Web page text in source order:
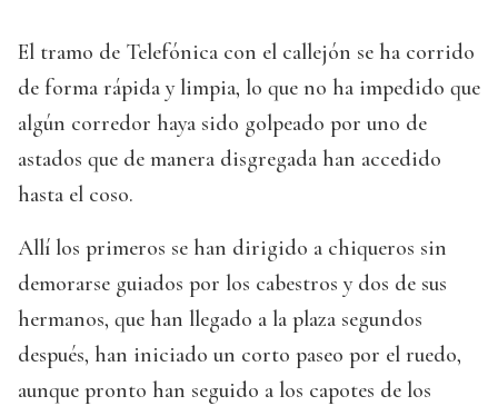
El tramo de Telefónica con el callejón se ha corrido
de forma rápida y limpia, lo que no ha impedido que
algún corredor haya sido golpeado por uno de
astados que de manera disgregada han accedido
hasta el coso.
Allí los primeros se han dirigido a chiqueros sin
demorarse guiados por los cabestros y dos de sus
hermanos, que han llegado a la plaza segundos
después, han iniciado un corto paseo por el ruedo,
aunque pronto han seguido a los capotes de los